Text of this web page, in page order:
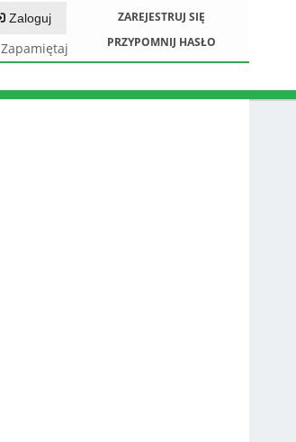
Zaloguj
Zapamiętaj
ZAREJESTRUJ SIĘ
PRZYPOMNIJ HASŁO